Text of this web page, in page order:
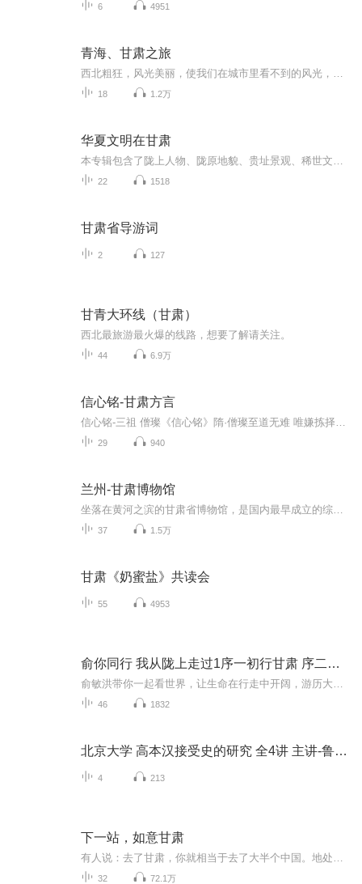
6 4951
青海、甘肃之旅
18 1.2万
华夏文明在甘肃
22 1518
甘肃省导游词
2 127
甘青大环线（甘肃）
西北最旅游最火爆的线路，想要了解请关注。
44 6.9万
信心铭-甘肃方言
29 940
兰州-甘肃博物馆
37 1.5万
甘肃《奶蜜盐》共读会
55 4953
俞你同行 我从陇上走过1序一初行甘肃 序二再入甘肃
46 1832
北京大学 高本汉接受史的研究 全4讲 主讲-鲁国尧
4 213
下一站，如意甘肃
32 72.1万